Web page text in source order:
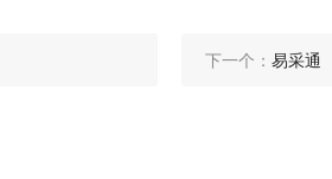
下一个： 易采通